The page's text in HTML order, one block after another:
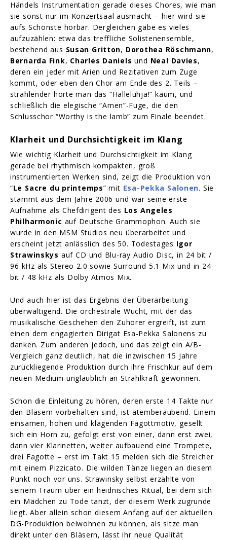
Händels Instrumentation gerade dieses Chores, wie man
sie sonst nur im Konzertsaal ausmacht – hier wird sie
aufs Schönste hörbar. Dergleichen gäbe es vieles
aufzuzählen: etwa das treffliche Solistenensemble,
bestehend aus Susan Gritton, Dorothea Röschmann,
Bernarda Fink, Charles Daniels und Neal Davies,
deren ein jeder mit Arien und Rezitativen zum Zuge
kommt, oder eben den Chor am Ende des 2. Teils –
strahlender hörte man das “Halleluhja!” kaum, und
schließlich die elegische “Amen”-Fuge, die den
Schlusschor “Worthy is the lamb” zum Finale beendet.
Klarheit und Durchsichtigkeit im Klang
Wie wichtig Klarheit und Durchsichtigkeit im Klang
gerade bei rhythmisch kompakten, groß
instrumentierten Werken sind, zeigt die Produktion von
“Le Sacre du printemps” mit Esa-Pekka Salonen. Sie
stammt aus dem Jahre 2006 und war seine erste
Aufnahme als Chefdirigent des Los Angeles
Philharmonic auf Deutsche Grammophon. Auch sie
wurde in den MSM Studios neu überarbeitet und
erscheint jetzt anlässlich des 50. Todestages Igor
Strawinskys auf CD und Blu-ray Audio Disc, in 24 bit /
96 kHz als Stereo 2.0 sowie Surround 5.1 Mix und in 24
bit / 48 kHz als Dolby Atmos Mix.
Und auch hier ist das Ergebnis der Überarbeitung
überwältigend. Die orchestrale Wucht, mit der das
musikalische Geschehen den Zuhörer ergreift, ist zum
einen dem engagierten Dirigat Esa-Pekka Salonens zu
danken. Zum anderen jedoch, und das zeigt ein A/B-
Vergleich ganz deutlich, hat die inzwischen 15 Jahre
zurückliegende Produktion durch ihre Frischkur auf dem
neuen Medium unglaublich an Strahlkraft gewonnen.
Schon die Einleitung zu hören, deren erste 14 Takte nur
den Bläsern vorbehalten sind, ist atemberaubend. Einem
einsamen, hohen und klagenden Fagottmotiv, gesellt
sich ein Horn zu, gefolgt erst von einer, dann erst zwei,
dann vier Klarinetten, weiter aufbauend eine Trompete,
drei Fagotte – erst im Takt 15 melden sich die Streicher
mit einem Pizzicato. Die wilden Tänze liegen an diesem
Punkt noch vor uns. Strawinsky selbst erzählte von
seinem Traum über ein heidnisches Ritual, bei dem sich
ein Mädchen zu Tode tanzt, der diesem Werk zugrunde
liegt. Aber allein schon diesem Anfang auf der aktuellen
DG-Produktion beiwohnen zu können, als sitze man
direkt unter den Bläsern, lässt ihr neue Qualität